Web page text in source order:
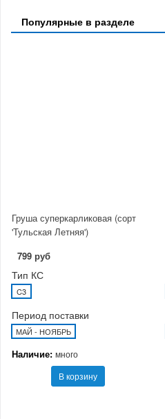
Популярные в разделе
Груша суперкарликовая (сорт
'Тульская Летняя')
799 руб
Тип КС
C3
Период поставки
МАЙ - НОЯБРЬ
Наличие: много
В корзину